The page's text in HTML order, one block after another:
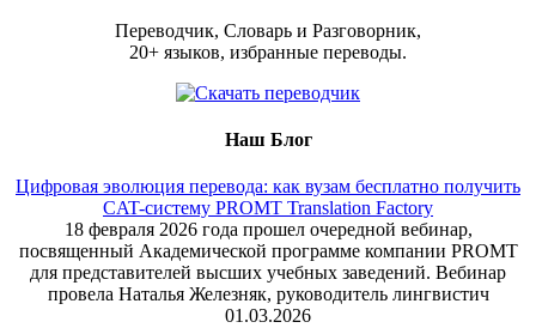
Переводчик, Словарь и Разговорник,
20+ языков, избранные переводы.
Наш Блог
Цифровая эволюция перевода: как вузам бесплатно получить
CAT-систему PROMT Translation Factory
18 февраля 2026 года прошел очередной вебинар,
посвященный Академической программе компании PROMT
для представителей высших учебных заведений. Вебинар
провела Наталья Железняк, руководитель лингвистич
01.03.2026